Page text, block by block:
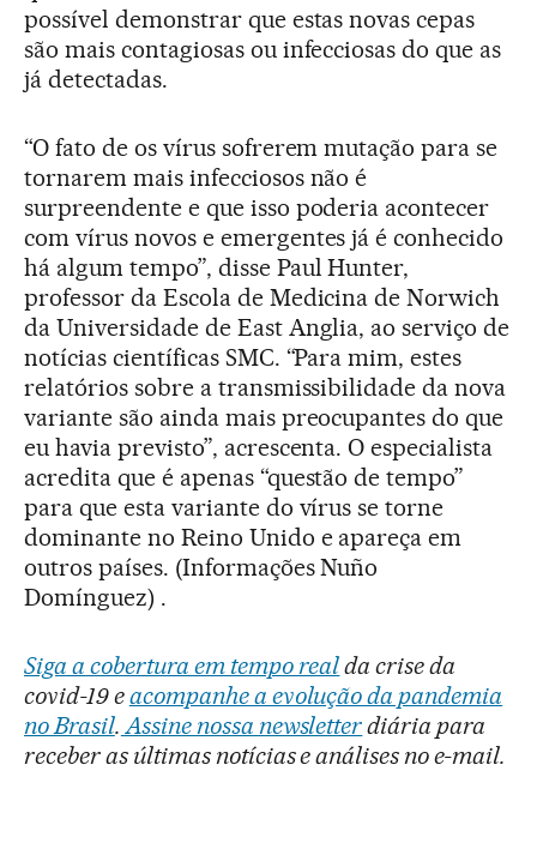
possível demonstrar que estas novas cepas
são mais contagiosas ou infecciosas do que as
já detectadas.
“O fato de os vírus sofrerem mutação para se
tornarem mais infecciosos não é
surpreendente e que isso poderia acontecer
com vírus novos e emergentes já é conhecido
há algum tempo”, disse Paul Hunter,
professor da Escola de Medicina de Norwich
da Universidade de East Anglia, ao serviço de
notícias científicas SMC. “Para mim, estes
relatórios sobre a transmissibilidade da nova
variante são ainda mais preocupantes do que
eu havia previsto”, acrescenta. O especialista
acredita que é apenas “questão de tempo”
para que esta variante do vírus se torne
dominante no Reino Unido e apareça em
outros países. (Informações Nuño
Domínguez) .
Siga a cobertura em tempo realda crise da
covid-19 eacompanhe a evolução da pandemia
no Brasil. Assine nossa newsletterdiária para
receber as últimas notícias e análises no e-mail.